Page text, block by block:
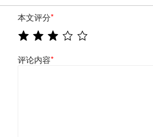
本文评分*
评论内容*